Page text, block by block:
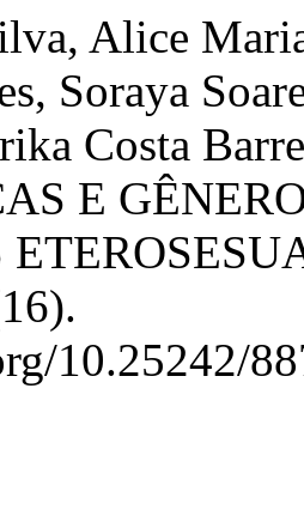
Alice
Soraya
Costa
E
10.25242/